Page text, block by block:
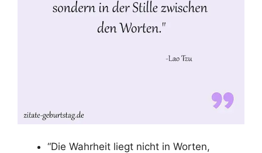
“Die Wahrheit liegt nicht in Worten,